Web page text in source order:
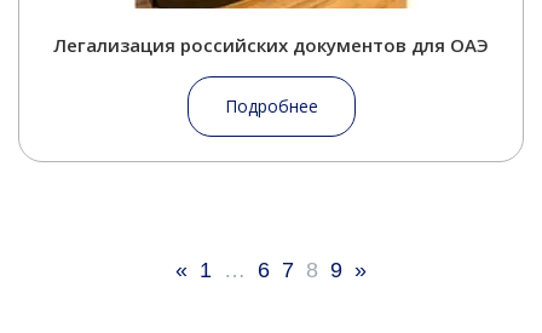
Легализация российских документов для ОАЭ
Подробнее
« 1 … 6 7 8 9 »